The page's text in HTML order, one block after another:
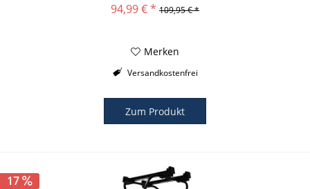
94,99 € * 109,95 € *
Merken
Versandkostenfrei
Zum Produkt
17